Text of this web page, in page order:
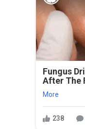
Fungus
After The
More
238